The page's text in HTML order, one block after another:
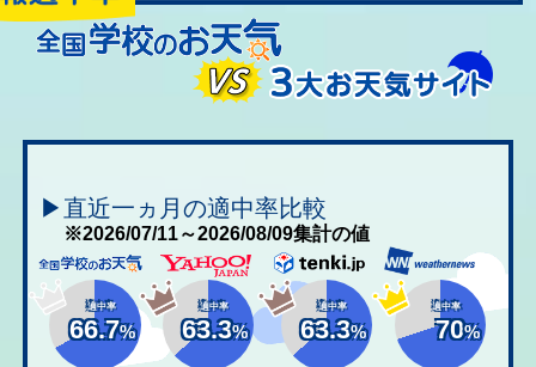
▶直近一ヵ月の適中率比較
※2026/07/11～2026/08/09集計の値
適中率
66.7%
適中率
63.3%
適中率
63.3%
適中率
70%